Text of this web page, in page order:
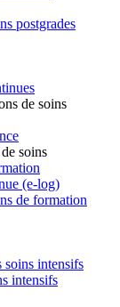
postgrades
de soins
soins
(e-log)
de formation
soins intensifs
intensifs